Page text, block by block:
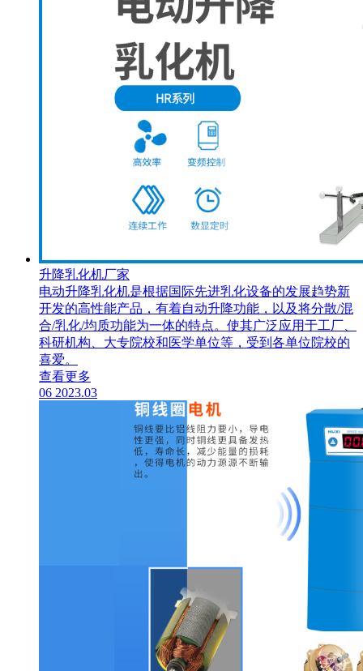
升降乳化机厂家
电动升降乳化机是根据国际先进乳化设备的发展趋势新
开发的高性能产品，有着自动升降功能，以及将分散/混
合/乳化/均质功能为一体的特点。使其广泛应用于工厂、
科研机构、大专院校和医学单位等，受到各单位院校的
喜爱。
查看更多
06 2023.03